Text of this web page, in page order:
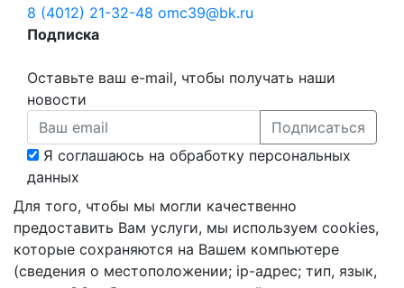
8 (4012) 21-32-48 omc39@bk.ru
Подписка
Оставьте ваш e-mail, чтобы получать наши
новости
Подписаться
Я соглашаюсь на обработку персональных
данных
Для того, чтобы мы могли качественно
предоставить Вам услуги, мы используем cookies,
которые сохраняются на Вашем компьютере
(сведения о местоположении; ip-адрес; тип, язык,